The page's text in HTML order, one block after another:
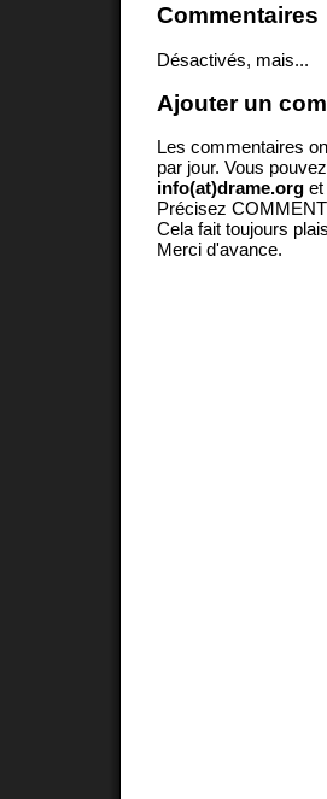
Commentaires
Désactivés, mais...
Ajouter un
Les commentaires
par jour. Vous
info(at)drame.org et
Précisez
Cela fait toujours
Merci d'avance.